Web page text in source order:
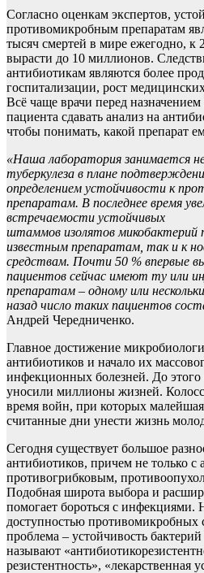
Согласно оценкам экспертов,
противомикробным препаратам
тысяч смертей в мире ежегодно, к
вырасти до 10 миллионов.
антибиотикам являются более
госпитализации, рост
Всё чаще врачи перед
пациента сдавать анализ на
чтобы понимать, какой препарат
«Наша лаборатория занимается
туберкулеза в плане
определением устойчивости к
препаратам. В последнее время
встречаемости устойчивых
штаммов изолятов микобактерий
известным препаратам, так и к
средствам. Почти 50 % впервые
пациентов сейчас имеют ту или
препаратам – одному или
назад число таких пациентов
Андрей Чередниченко.
Главное достижение
антибиотиков и начало их
инфекционных болезней. До
уносили миллионы жизней.
время войн, при которых
считанные дни унести жизнь
Сегодня существует большое
антибиотиков, причем не только с
противогрибковым,
Подобная широта выбора и
помогает бороться с инфекциями.
доступностью противомикробных
проблема – устойчивость
называют
резистентность», «лекарственная